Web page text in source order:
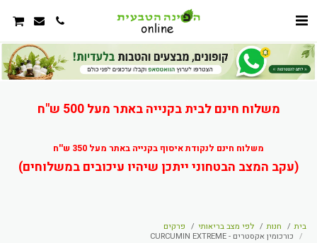
משלוח חינם לבית בקנייה באתר מעל 500 ש"ח
משלוח חינם לנקודת איסוף בקנייה באתר מעל 350 ש''ח
(עקב המצב הבטחוני ייתכן שיהיו עיכובים במשלוחים)
בית חנות לפי מצב בריאותי
פרקים
כורכומין אקסטרים - CURCUMIN EXTREME